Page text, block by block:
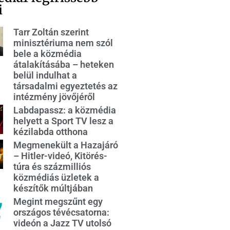
Tarr Zoltán szerint
minisztériuma nem szól
bele a közmédia
átalakításába – heteken
belül indulhat a
társadalmi egyeztetés az
intézmény jövőjéről
Labdapassz: a közmédia
helyett a Sport TV lesz a
kézilabda otthona
Megmenekült a Hazajáró
– Hitler-videó, Kitörés-
túra és százmilliós
közmédiás üzletek a
készítők múltjában
Megint megszűnt egy
országos tévécsatorna:
videón a Jazz TV utolsó